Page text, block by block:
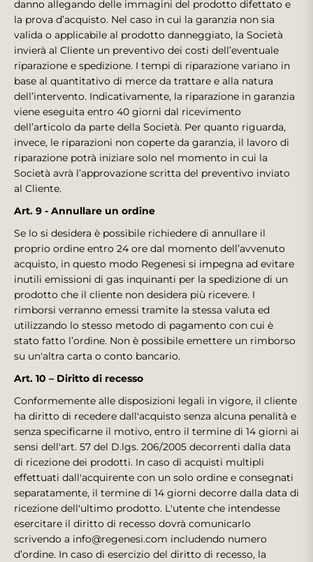
danno allegando delle immagini del prodotto difettato e
la prova d’acquisto. Nel caso in cui la garanzia non sia
valida o applicabile al prodotto danneggiato, la Società
invierà al Cliente un preventivo dei costi dell’eventuale
riparazione e spedizione. I tempi di riparazione variano in
base al quantitativo di merce da trattare e alla natura
dell’intervento. Indicativamente, la riparazione in garanzia
viene eseguita entro 40 giorni dal ricevimento
dell’articolo da parte della Società. Per quanto riguarda,
invece, le riparazioni non coperte da garanzia, il lavoro di
riparazione potrà iniziare solo nel momento in cui la
Società avrà l’approvazione scritta del preventivo inviato
al Cliente.
Art. 9 - Annullare un ordine
Se lo si desidera è possibile richiedere di annullare il
proprio ordine entro 24 ore dal momento dell’avvenuto
acquisto, in questo modo Regenesi si impegna ad evitare
inutili emissioni di gas inquinanti per la spedizione di un
prodotto che il cliente non desidera più ricevere. I
rimborsi verranno emessi tramite la stessa valuta ed
utilizzando lo stesso metodo di pagamento con cui è
stato fatto l’ordine. Non è possibile emettere un rimborso
su un'altra carta o conto bancario.
Art. 10 – Diritto di recesso
Conformemente alle disposizioni legali in vigore, il cliente
ha diritto di recedere dall'acquisto senza alcuna penalità e
senza specificarne il motivo, entro il termine di 14 giorni ai
sensi dell'art. 57 del D.lgs. 206/2005 decorrenti dalla data
di ricezione dei prodotti. In caso di acquisti multipli
effettuati dall'acquirente con un solo ordine e consegnati
separatamente, il termine di 14 giorni decorre dalla data di
ricezione dell'ultimo prodotto. L'utente che intendesse
esercitare il diritto di recesso dovrà comunicarlo
scrivendo a info@regenesi.com includendo numero
d’ordine. In caso di esercizio del diritto di recesso, la